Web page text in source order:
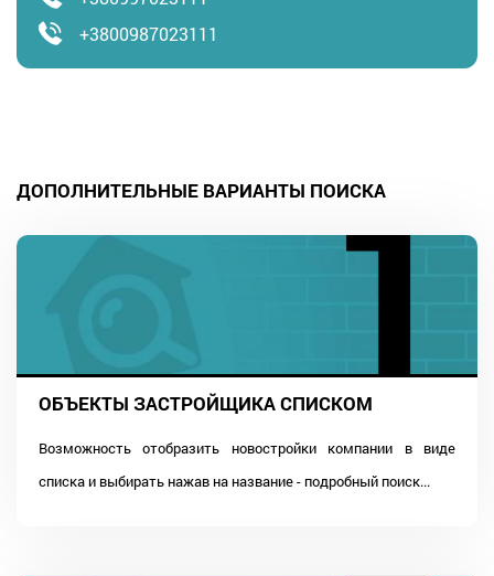
+3800987023111
ДОПОЛНИТЕЛЬНЫЕ ВАРИАНТЫ ПОИСКА
ОБЪЕКТЫ ЗАСТРОЙЩИКА СПИСКОМ
Возможность отобразить новостройки компании в виде
списка и выбирать нажав на название - подробный поиск...